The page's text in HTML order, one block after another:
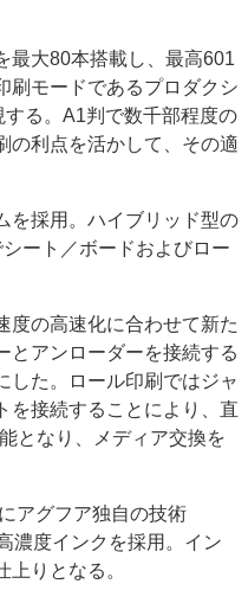
刷機材年鑑
最大80本搭載し、最高601
刷モードであるプロダクシ
る。A1判で数千部程度の
の利点を活かして、その適
を採用。ハイブリッド型の
ート／ボードおよびロー
度の高速化に合わせて新た
とアンローダーを接続する
した。ロール印刷ではジャ
を接続することにより、直
となり、メディア交換を
アグフア独自の技術
濃度インクを採用。イン
りとなる。